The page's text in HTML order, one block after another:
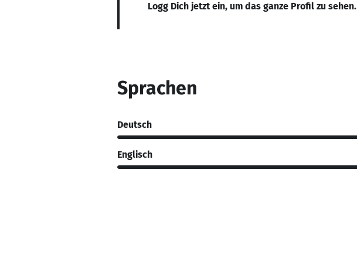
Logg Dich jetzt ein, um das ganze Profil zu sehen.
Sprachen
Deutsch
Englisch